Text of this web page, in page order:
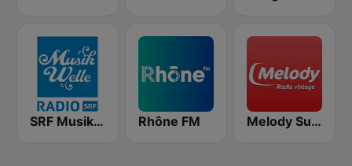
SRF Musikwelle Rhône FM Melody Suisse